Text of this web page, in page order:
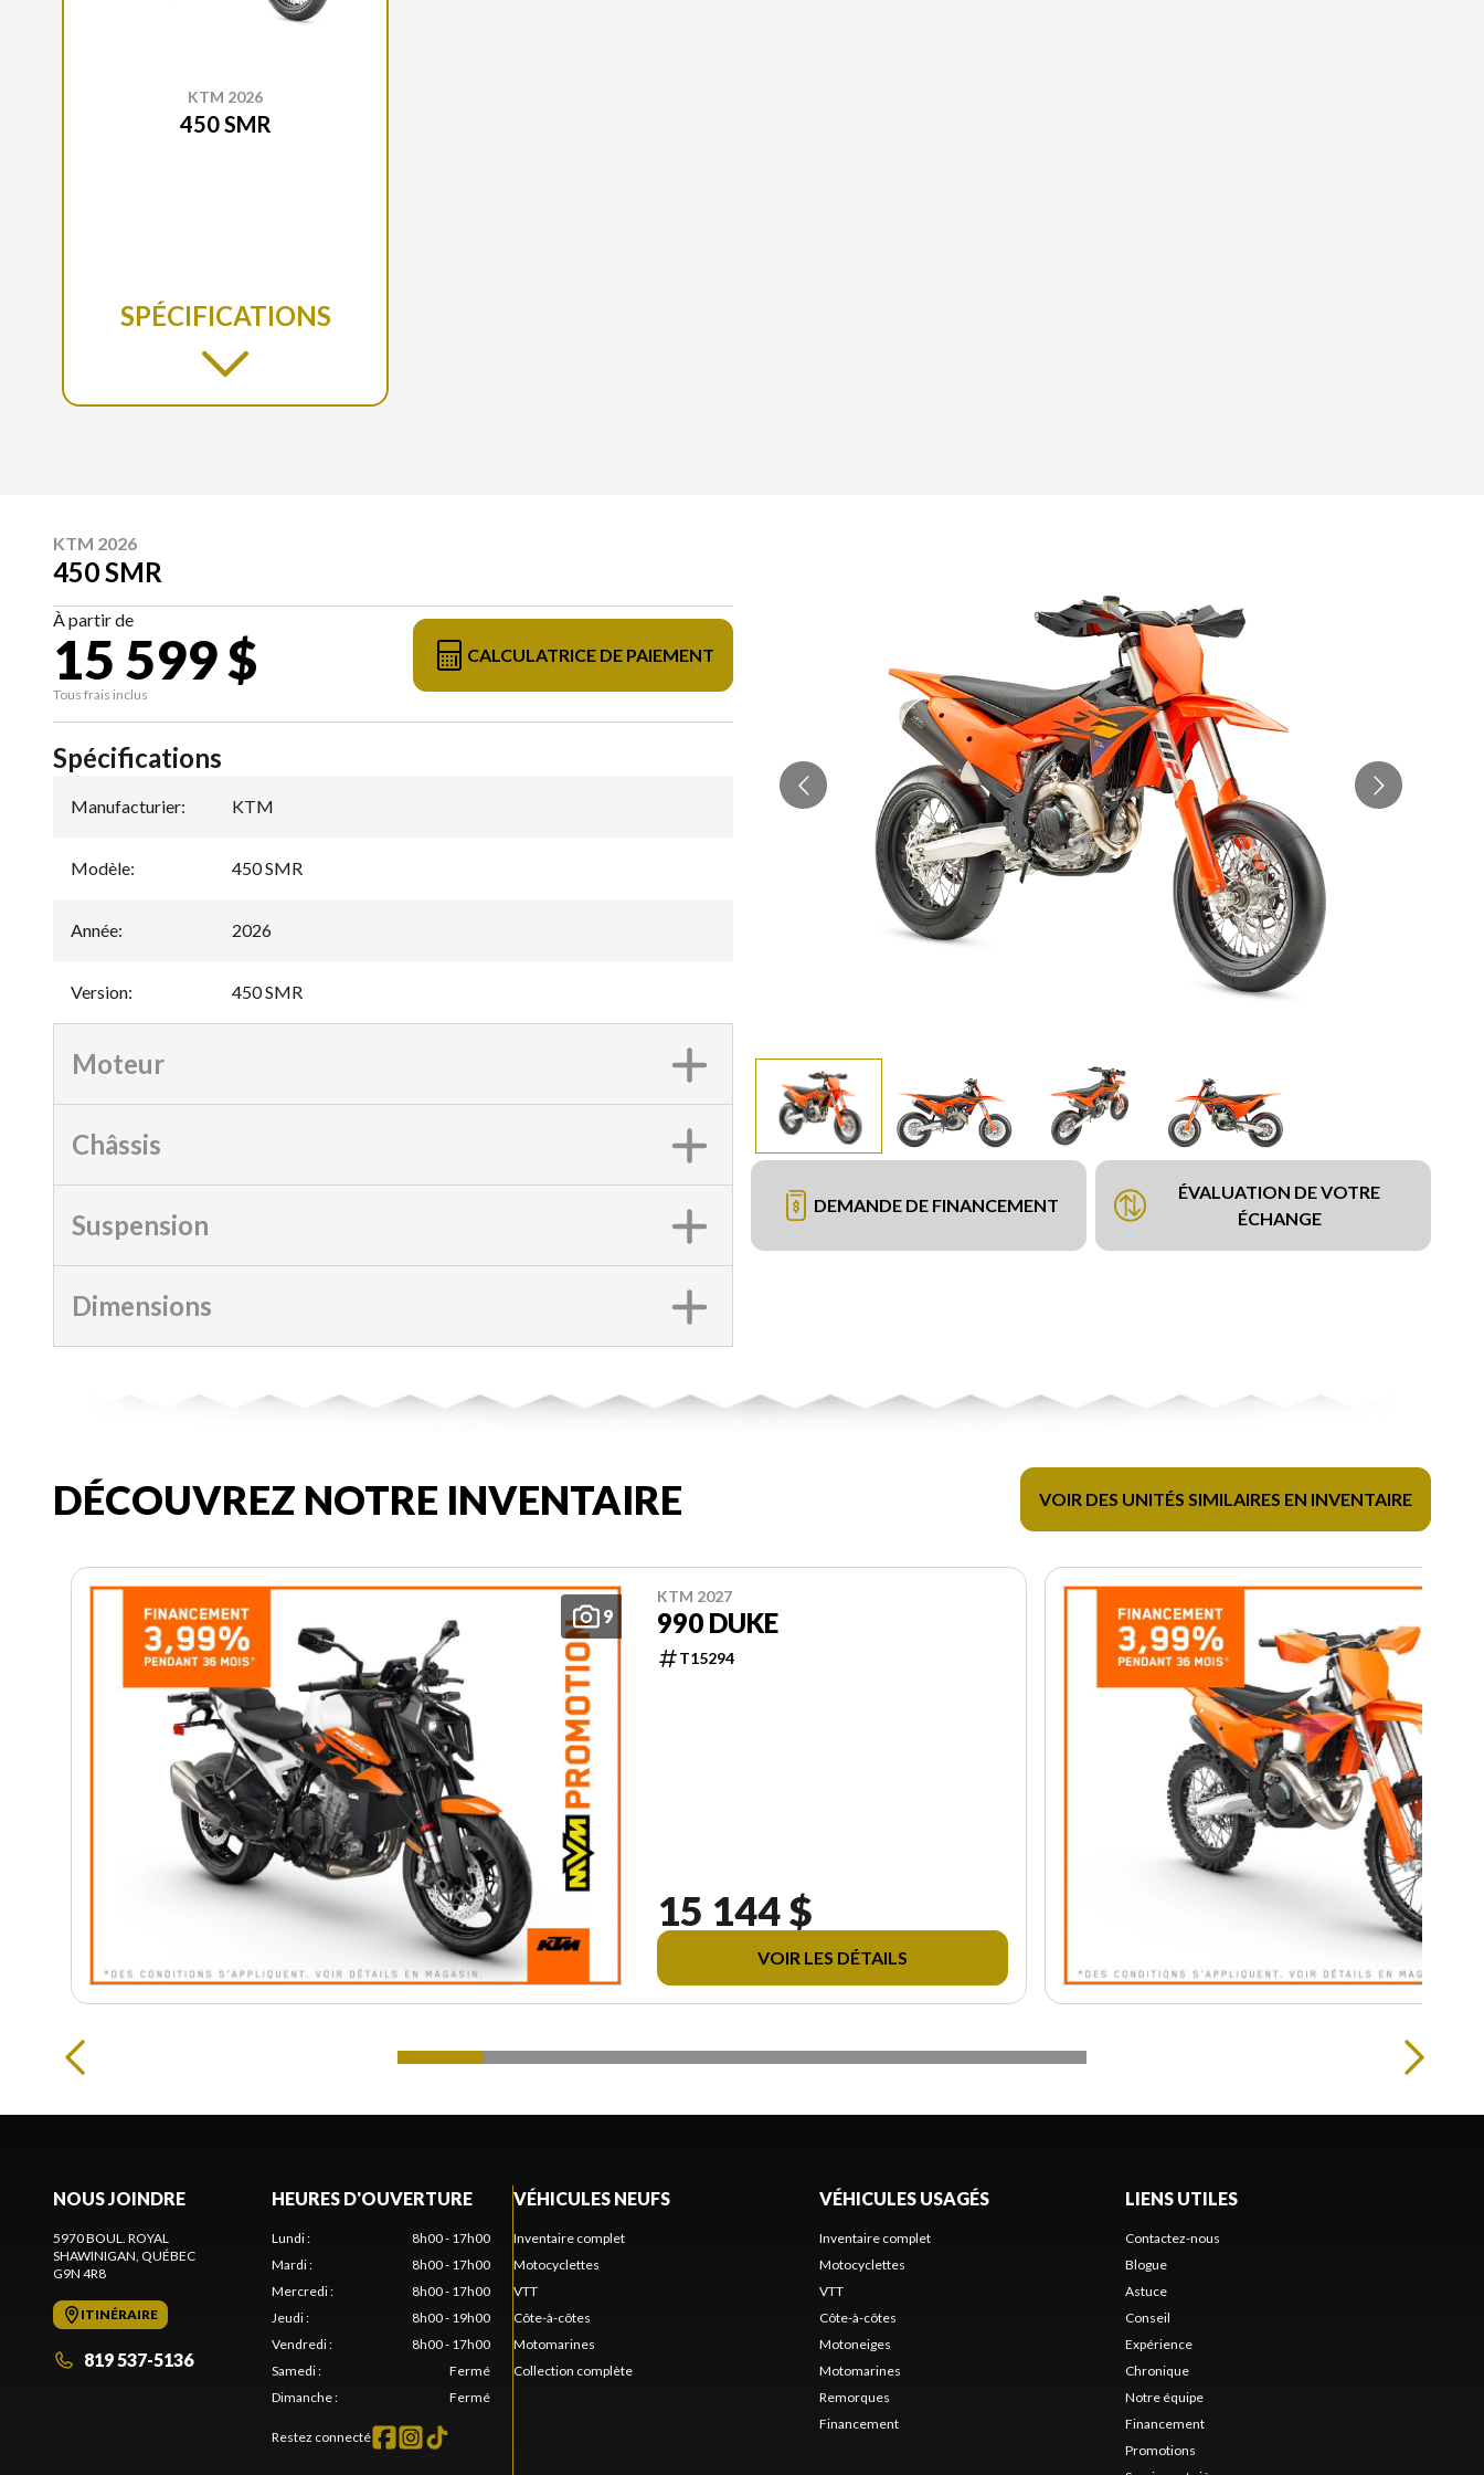
KTM 2026
450 SMR
SPÉCIFICATIONS
KTM 2026
450 SMR
À partir de
15 599 $
Tous frais inclus
CALCULATRICE DE PAIEMENT
DEMANDE DE FINANCEMENT
ÉVALUATION DE VOTRE
ÉCHANGE
Spécifications
Manufacturier: KTM
Modèle: 450 SMR
Année: 2026
Version: 450 SMR
Moteur
Châssis
Suspension
Dimensions
DÉCOUVREZ NOTRE INVENTAIRE VOIR DES UNITÉS SIMILAIRES EN INVENTAIRE
9
KTM 2027
990 DUKE
T15294
15 144 $
VOIR LES DÉTAILS
NOUS JOINDRE
5970 BOUL. ROYAL
SHAWINIGAN , QUÉBEC
G9N 4R8
ITINÉRAIRE
819 537-5136
HEURES D'OUVERTURE
Lundi:
8h00 - 17h00
Mardi:
8h00 - 17h00
Mercredi:
8h00 - 17h00
Jeudi:
8h00 - 19h00
Vendredi:
8h00 - 17h00
Samedi:
Fermé
Dimanche: Fermé
Restez connecté
VÉHICULES NEUFS
Inventaire complet
Motocyclettes
VTT
Côte-à-côtes
Motomarines
Collection complète
VÉHICULES USAGÉS
Inventaire complet
Motocyclettes
VTT
Côte-à-côtes
Motoneiges
Motomarines
Remorques
Financement
LIENS UTILES
Contactez-nous
Blogue
Astuce
Conseil
Expérience
Chronique
Notre équipe
Financement
Promotions